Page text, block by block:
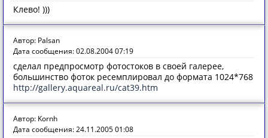
Клево! )))
Автор: Palsan
Дата сообщения: 02.08.2004 07:19
сделал предпросмотр фотостоков в своей галерее,
большинство фоток ресемплировал до формата 1024*768
http://gallery.aquareal.ru/cat39.htm
Автор: Kornh
Дата сообщения: 24.11.2005 01:08